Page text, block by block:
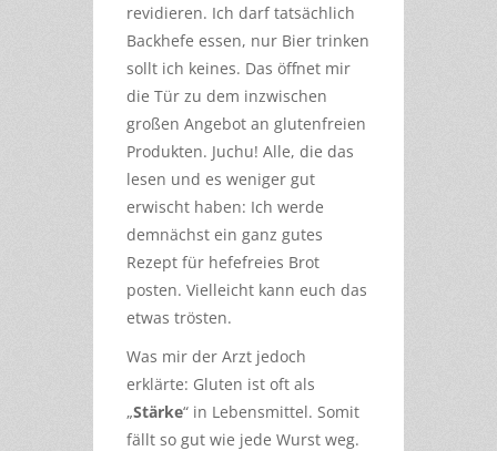
revidieren. Ich darf tatsächlich
Backhefe essen, nur Bier trinken
sollt ich keines. Das öffnet mir
die Tür zu dem inzwischen
großen Angebot an glutenfreien
Produkten. Juchu! Alle, die das
lesen und es weniger gut
erwischt haben: Ich werde
demnächst ein ganz gutes
Rezept für hefefreies Brot
posten. Vielleicht kann euch das
etwas trösten.
Was mir der Arzt jedoch
erklärte: Gluten ist oft als
„Stärke“ in Lebensmittel. Somit
fällt so gut wie jede Wurst weg.